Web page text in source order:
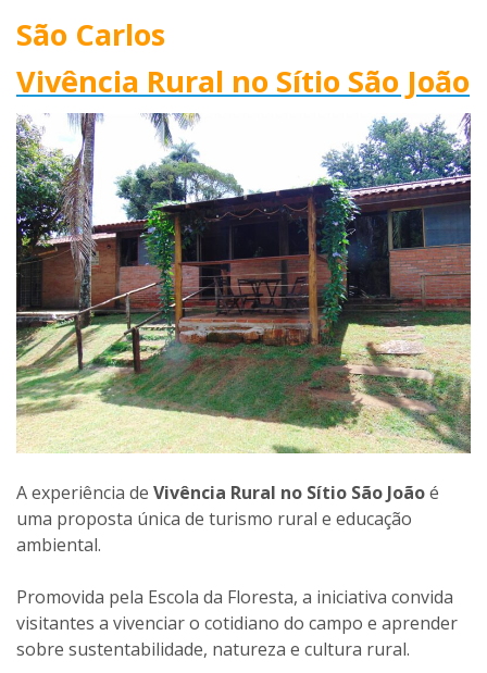
São Carlos
Vivência Rural no Sítio São João
A experiência de Vivência Rural no Sítio São Joãoé
uma proposta única de turismo rural e educação
ambiental.
Promovida pela Escola da Floresta, a iniciativa convida
visitantes a vivenciar o cotidiano do campo e aprender
sobre sustentabilidade, natureza e cultura rural.